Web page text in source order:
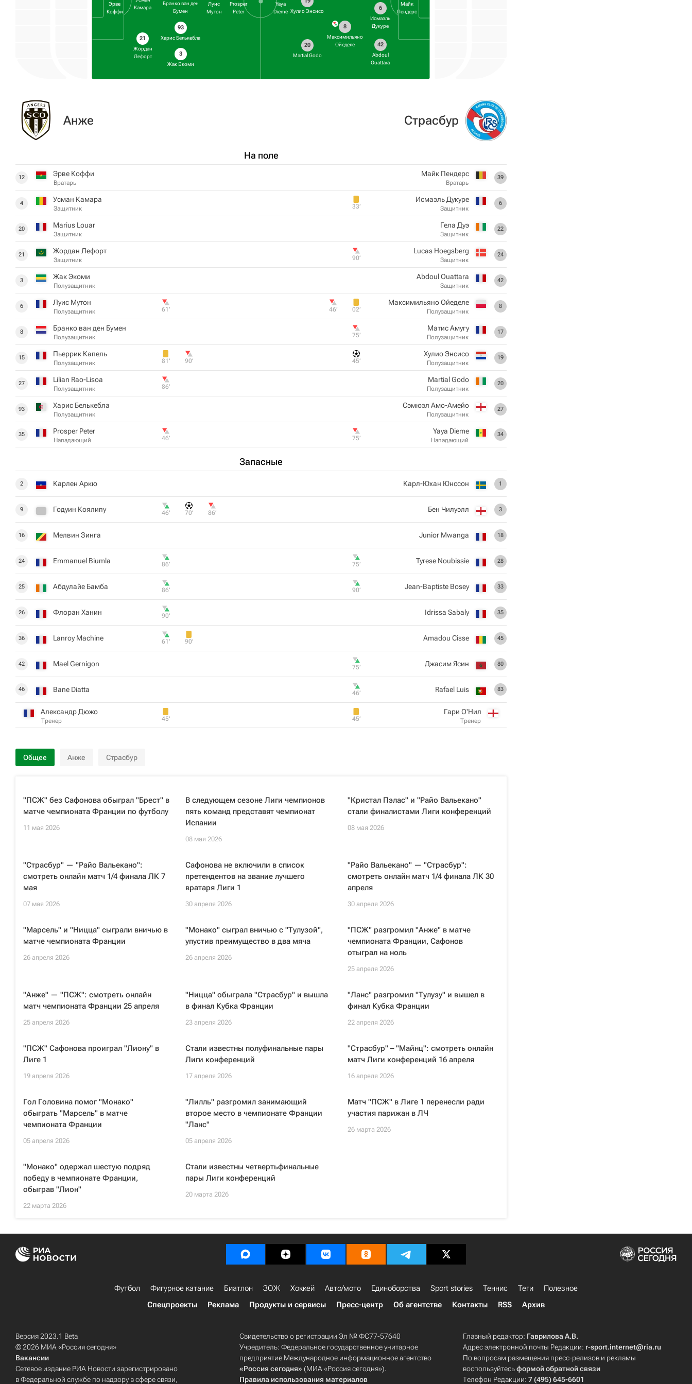
Эрве
Коффи
Камара
21
Жордан
Лефорт
Бранко ван ден
Бумен
93
Харис Белькебла
3
Жак Экоми
Луис
Мутон
Prosper
Peter
Майк
Пендерс
6
Исмаэль
Дукуре
42
Abdoul
Ouattara
8
Максимильяно
Ойеделе
Хулио Энсисо
20
Martial Godo
Yaya
Dieme
Анже
На поле
12 Эрве Коффи
Вратарь
4 Усман Камара
Защитник
20 Marius Louar
Защитник
21 Жордан Лефорт
Защитник
3 Жак Экоми
Полузащитник
6 Луис Мутон
Полузащитник 61‎’‎
8 Бранко ван ден Бумен
Полузащитник
15 Пьеррик Капель
Полузащитник 81‎’‎ 90‎’‎
27 Lilian Rao-Lisoa
Полузащитник 86‎’‎
93 Харис Белькебла
Полузащитник
35 Prosper Peter
Нападающий 46‎’‎
Запасные
2 Карлен Аркю
9 Годуин Коялипу 46‎’‎ 70‎’‎ 86‎’‎
16 Мелвин Зинга
24 Emmanuel Biumla 86‎’‎
25 Абдулайе Бамба 86‎’‎
26 Флоран Ханин 90‎’‎
36 Lanroy Machine 61‎’‎ 90‎’‎
42 Mael Gernigon
46 Bane Diatta
Александр Дюжо
Тренер 45‎’‎
Страсбур
39
Майк Пендерс
Вратарь
6
Исмаэль Дукуре
Защитник
33‎’‎
22
Гела Дуэ
Защитник
24
Lucas Hoegsberg
Защитник
90‎’‎
42
Abdoul Ouattara
Защитник
8
Максимильяно Ойеделе
Полузащитник
02‎’‎
46‎’‎
17
Матис Амугу
Полузащитник
75‎’‎
19
Хулио Энсисо
Полузащитник
45‎’‎
20
Martial Godo
Полузащитник
27
Сэмюэл Амо-Амейо
Полузащитник
34
Yaya Dieme
Нападающий
75‎’‎
1
Карл-Юхан Юнссон
3
Бен Чилуэлл
18
Junior Mwanga
28
Tyrese Noubissie
75‎’‎
33
Jean-Baptiste Bosey
90‎’‎
35
Idrissa Sabaly
45
Amadou Cisse
80
Джасим Ясин
75‎’‎
83
Rafael Luis
46‎’‎
Гари О'Нил
Тренер
45‎’‎
Общее Анже Страсбур
"ПСЖ" без Сафонова обыграл "Брест" в
матче чемпионата Франции по футболу
11 мая 2026
В следующем сезоне Лиги чемпионов
пять команд представят чемпионат
Испании
08 мая 2026
"Кристал Пэлас" и "Райо Вальекано"
стали финалистами Лиги конференций
08 мая 2026
"Страсбур" — "Райо Вальекано":
смотреть онлайн матч 1/4 финала ЛК 7
мая
07 мая 2026
Сафонова не включили в список
претендентов на звание лучшего
вратаря Лиги 1
30 апреля 2026
"Райо Вальекано" — "Страсбур":
смотреть онлайн матч 1/4 финала ЛК 30
апреля
30 апреля 2026
"Марсель" и "Ницца" сыграли вничью в
матче чемпионата Франции
26 апреля 2026
"Монако" сыграл вничью с "Тулузой",
упустив преимущество в два мяча
26 апреля 2026
"ПСЖ" разгромил "Анже" в матче
чемпионата Франции, Сафонов
отыграл на ноль
25 апреля 2026
"Анже" — "ПСЖ": смотреть онлайн
матч чемпионата Франции 25 апреля
25 апреля 2026
"Ницца" обыграла "Страсбур" и вышла
в финал Кубка Франции
23 апреля 2026
"Ланс" разгромил "Тулузу" и вышел в
финал Кубка Франции
22 апреля 2026
"ПСЖ" Сафонова проиграл "Лиону" в
Лиге 1
19 апреля 2026
Стали известны полуфинальные пары
Лиги конференций
17 апреля 2026
"Страсбур" – "Майнц": смотреть онлайн
матч Лиги конференций 16 апреля
16 апреля 2026
Гол Головина помог "Монако"
обыграть "Марсель" в матче
чемпионата Франции
05 апреля 2026
"Лилль" разгромил занимающий
второе место в чемпионате Франции
"Ланс"
05 апреля 2026
Матч "ПСЖ" в Лиге 1 перенесли ради
участия парижан в ЛЧ
26 марта 2026
"Монако" одержал шестую подряд
победу в чемпионате Франции,
обыграв "Лион"
22 марта 2026
Стали известны четвертьфинальные
пары Лиги конференций
20 марта 2026
Футбол Фигурное катание Биатлон ЗОЖ Хоккей Авто/мото Единоборства Sport stories Теннис Теги
Полезное
Спецпроекты
Реклама Продукты и сервисы Пресс-центр Об агентстве Контакты RSS Архив
Версия 2023.1 Beta
© 2026 МИА «Россия сегодня»
Вакансии
Сетевое издание РИА Новости зарегистрировано
в Федеральной службе по надзору в сфере связи,
Свидетельство о регистрации Эл № ФС77-57640
Учредитель: Федеральное государственное унитарное
предприятие Международное информационное агентство
«Россия сегодня» (МИА «Россия сегодня»).
Правила использования материалов
Главный редактор: Гаврилова А.В.
Адрес электронной почты Редакции: r-sport.internet@ria.ru
По вопросам размещения пресс-релизов и рекламы
воспользуйтесьформой обратной связи
Телефон Редакции:7 (495) 645-6601